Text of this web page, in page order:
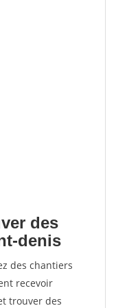
des
denis
des chantiers
recevoir
trouver des